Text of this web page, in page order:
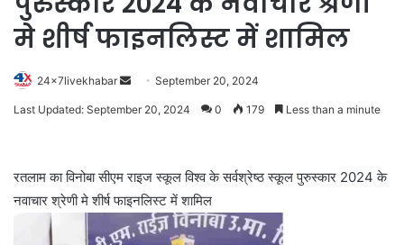
मे शीर्ष फाइनलिस्ट में शामिल
24x7livekhabar
SendSeptember 20, 2024
Last Updated: September 20, 2024 0 179 Less than a minute
रतलाम का विनोबा सीएम राइज स्कूल विश्व के सर्वश्रेष्ठ स्कूल पुरुस्कार 2024 के
नवाचार श्रेणी मे शीर्ष फाइनलिस्ट में शामिल